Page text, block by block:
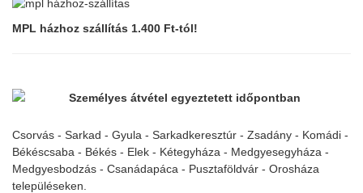
MPL házhoz szállítás 1.400 Ft-tól!
Személyes átvétel egyeztetett időpontban
Csorvás - Sarkad - Gyula - Sarkadkeresztúr - Zsadány - Komádi -
Békéscsaba - Békés - Elek - Kétegyháza - Medgyesegyháza -
Medgyesbodzás - Csanádapáca - Pusztaföldvár - Orosháza
településeken.